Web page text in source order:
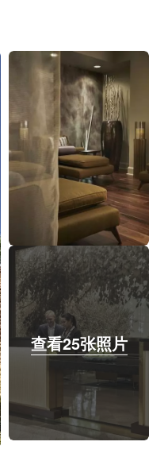
查看25张照片
查看25张照片